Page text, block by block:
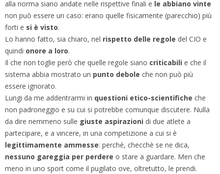
alla norma siano andate nelle rispettive finali e le abbiano vinte
non può essere un caso: erano quelle fisicamente (parecchio) più
forti e si è visto.
Lo hanno fatto, sia chiaro, nel rispetto delle regole del CIO e
quindi onore a loro.
Il che non toglie però che quelle regole siano criticabili e che il
sistema abbia mostrato un punto debole che non può più
essere ignorato.
Lungi da me addentrarmi in questioni etico-scientifiche che
non padroneggio e su cui si potrebbe comunque discutere. Nulla
da dire nemmeno sulle giuste aspirazioni di due atlete a
partecipare, e a vincere, in una competizione a cui si è
legittimamente ammesse: perché, checchè se ne dica,
nessuno gareggia per perdere o stare a guardare. Men che
meno in uno sport come il pugilato ove, oltretutto, le prendi.